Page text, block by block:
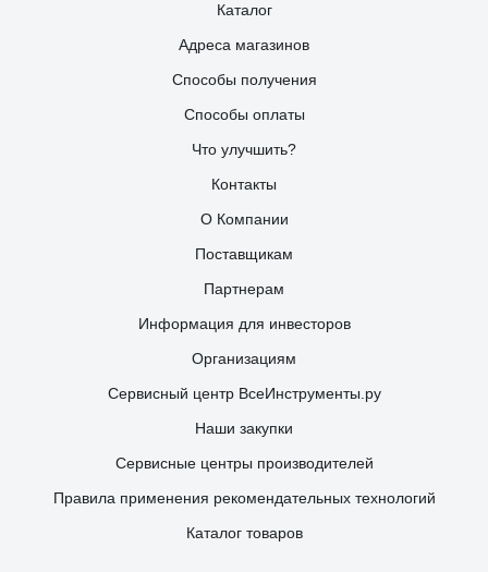
Каталог
Адреса магазинов
Способы получения
Способы оплаты
Что улучшить?
Контакты
О Компании
Поставщикам
Партнерам
Информация для инвесторов
Организациям
Сервисный центр ВсеИнструменты.ру
Наши закупки
Сервисные центры производителей
Правила применения рекомендательных технологий
Каталог товаров